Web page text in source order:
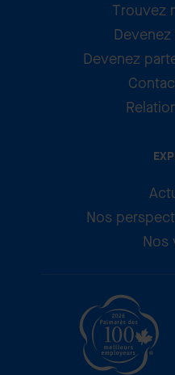
Trouvez
Devenez
Nos
Nos